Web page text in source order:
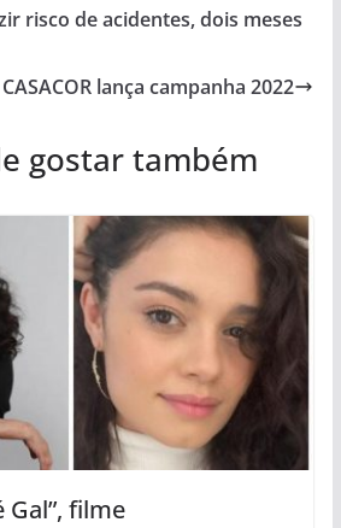
risco de acidentes, dois meses
CASACOR lança campanha 2022
gostar também
Gal”, filme